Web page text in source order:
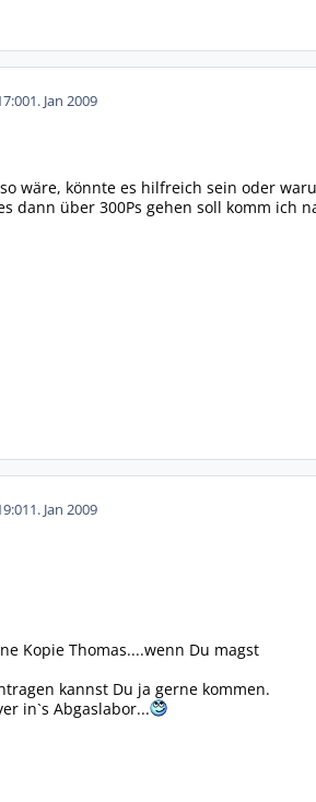
1. Jan 2009
wäre, könnte es hilfreich sein oder
dann über 300Ps gehen soll komm ich
1. Jan 2009
Kopie Thomas....wenn Du magst
kannst Du ja gerne kommen.
in`s Abgaslabor...